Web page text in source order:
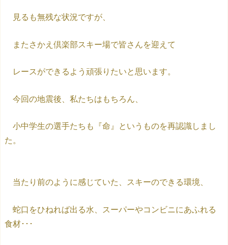
見るも無残な状況ですが、
またさかえ倶楽部スキー場で皆さんを迎えて
レースができるよう頑張りたいと思います。
今回の地震後、私たちはもちろん、
小中学生の選手たちも『命』というものを再認識しまし
た。
当たり前のように感じていた、スキーのできる環境、
蛇口をひねれば出る水、スーパーやコンビニにあふれる
食材･･･